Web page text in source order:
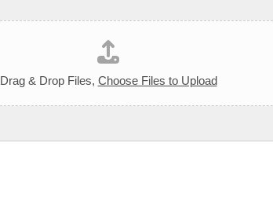
Drag & Drop Files, Choose Files to Upload